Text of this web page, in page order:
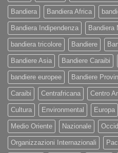
Bandiera Bandiera Africa
Bandiera Indipendenza Bandiera
bandiera tricolore Bandiere
Bandiere Asia Bandiere Caraibi
bandiere europee Bandiere
Caraibi Centrafricana Centro
Cultura Environmental Europa
Medio Oriente Nazionale
Organizzazioni Internazionali